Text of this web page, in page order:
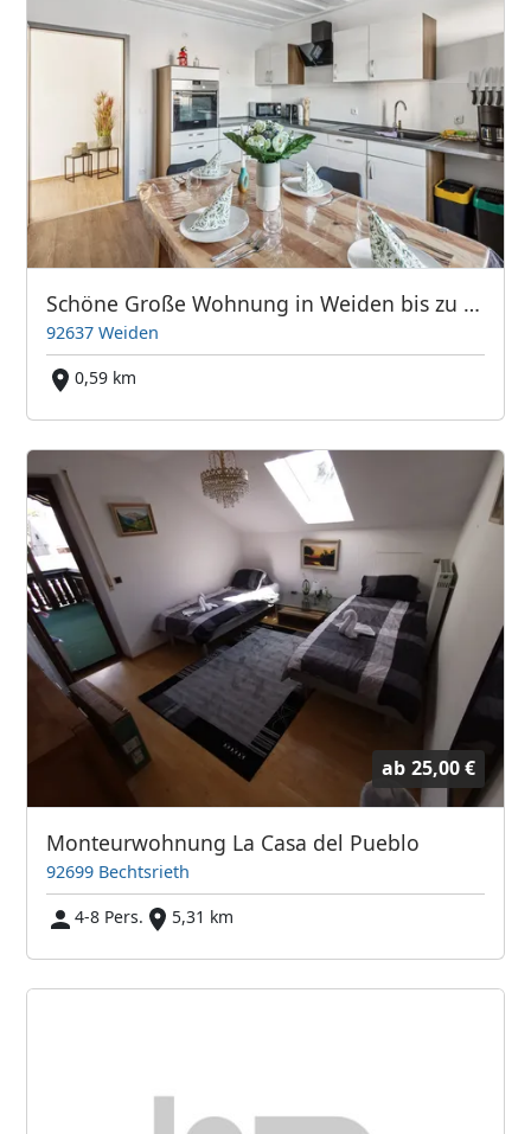
Schöne Große Wohnung in Weiden bis zu 10 Personen
92637 Weiden
0,59 km
ab 25,00 €
Monteurwohnung La Casa del Pueblo
92699 Bechtsrieth
4-8 Pers.
5,31 km